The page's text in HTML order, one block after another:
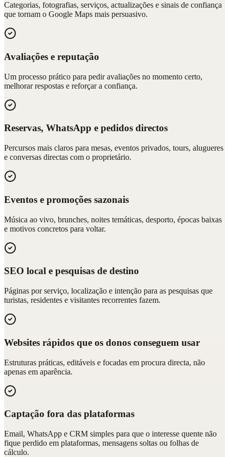
Categorias, fotografias, serviços, actualizações e sinais de confiança
que tornam o Google Maps mais persuasivo.
Avaliações e reputação
Um processo prático para pedir avaliações no momento certo,
melhorar respostas e reforçar a confiança.
Reservas, WhatsApp e pedidos directos
Percursos mais claros para mesas, eventos privados, tours, alugueres
e conversas directas com o proprietário.
Eventos e promoções sazonais
Música ao vivo, brunches, noites temáticas, desporto, épocas baixas
e motivos concretos para voltar.
SEO local e pesquisas de destino
Páginas por serviço, localização e intenção para as pesquisas que
turistas, residentes e visitantes recorrentes fazem.
Websites rápidos que os donos conseguem usar
Estruturas práticas, editáveis e focadas em procura directa, não
apenas em aparência.
Captação fora das plataformas
Email, WhatsApp e CRM simples para que o interesse quente não
fique perdido em plataformas, mensagens soltas ou folhas de
cálculo.